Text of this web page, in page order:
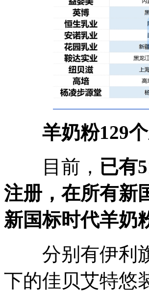
羊奶粉129
目前， 已有
注册，在所有新
新国标时代羊奶
分别有伊利旗
下的佳贝艾特悠